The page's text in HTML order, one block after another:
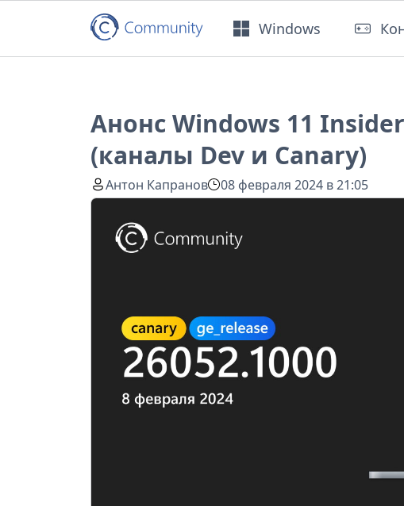
Windows
Анонс Windows 11
(каналы Dev и Canary)
Антон Капранов 08 февраля 2024 в 21:05